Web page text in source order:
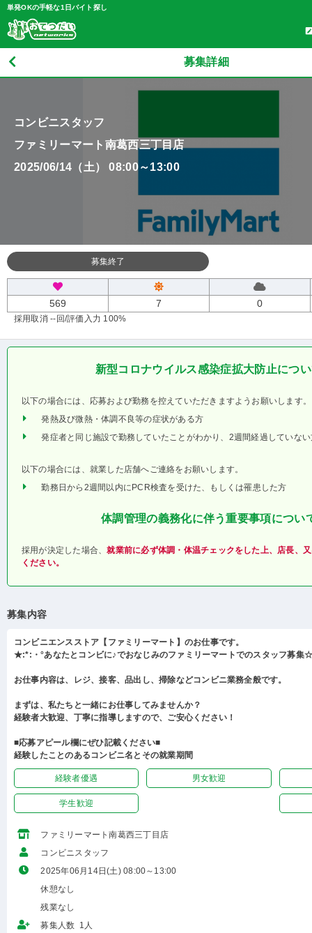
単発OKの手軽な1日バイト探し
募集詳細
コンビニスタッフ
ファミリーマート南葛西三丁目店
2025/06/14（土） 08:00～13:00
募集終了
569 7 0
採用取消 --回/評価入力 100%
新型コロナウイルス感染症拡大防止につ
以下の場合には、応募および勤務を控えていただきますようお願いします。
発熱及び微熱・体調不良等の症状がある方
発症者と同じ施設で勤務していたことがわかり、2週間経過していな
以下の場合には、就業した店舗へご連絡をお願いします。
勤務日から2週間以内にPCR検査を受けた、もしくは罹患した方
体調管理の義務化に伴う重要事項につい
採用が決定した場合、就業前に必ず体調・体温チェックをした上、店長、
ください。
募集内容
コンビニエンスストア【ファミリーマート】のお仕事です。
★:*:・°あなたとコンビに♪でおなじみのファミリーマートでのスタッフ募集
お仕事内容は、レジ、接客、品出し、掃除などコンビニ業務全般です。
まずは、私たちと一緒にお仕事してみませんか？
経験者大歓迎、丁寧に指導しますので、ご安心ください！
■応募アピール欄にぜひ記載ください■
経験したことのあるコンビニ名とその就業期間
経験者優遇 男女歓迎
学生歓迎
ファミリーマート南葛西三丁目店
コンビニスタッフ
2025年06月14日(土) 08:00～13:00
休憩なし
残業なし
募集人数 1人